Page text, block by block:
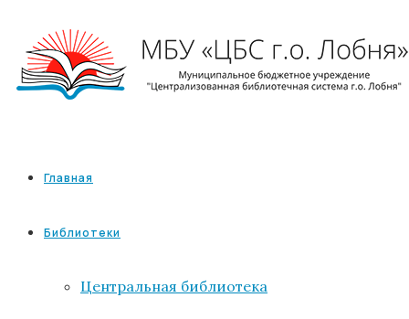
Главная
Библиотеки
Центральная библиотека